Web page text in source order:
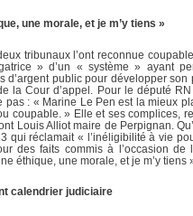
une morale, et je m’y tiens »
tribunaux l’ont reconnue
» d’un « système » ayant
d’argent public pour développer
la Cour d’appel. Pour le député
pas : « Marine Le Pen est la mieux
coupable. » Elle et ses complices,
Louis Alliot maire de Perpignan.
qui réclamait « l’inéligibilité à vie
des faits commis à l’occasion de
éthique, une morale, et je m’y tiens
calendrier judiciaire